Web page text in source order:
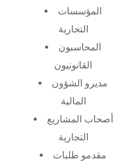
المؤسسات
التجارية
المحاسبون
القانونيون
مديرو الشؤون
المالية
أصحاب المشاريع
التجارية
مقدمو طلبات